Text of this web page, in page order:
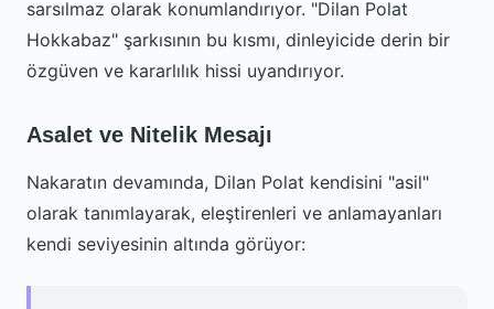
sarsılmaz olarak konumlandırıyor. "Dilan Polat
Hokkabaz" şarkısının bu kısmı, dinleyicide derin bir
özgüven ve kararlılık hissi uyandırıyor.
Asalet ve Nitelik Mesajı
Nakaratın devamında, Dilan Polat kendisini "asil"
olarak tanımlayarak, eleştirenleri ve anlamayanları
kendi seviyesinin altında görüyor: